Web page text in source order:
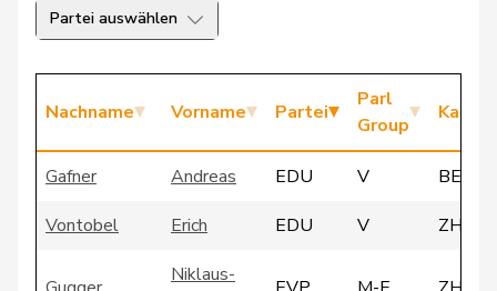
Partei auswählen
Nachname Vorname Partei
Parl
Group
Gafner Andreas EDU V
BE
Vontobel
Erich EDU V ZH
Niklaus-